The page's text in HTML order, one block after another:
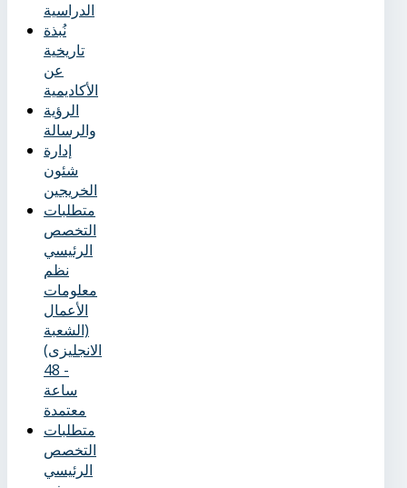
الدراسية
نُبذة
تاريخية
عن
الأكاديمية
الرؤية
والرسالة
إدارة
شئون
الخريجين
متطلبات
التخصص
الرئيسي
نظم
معلومات
الأعمال
(الشعبة
الانجليزى)
- 48
ساعة
معتمدة
متطلبات
التخصص
الرئيسي